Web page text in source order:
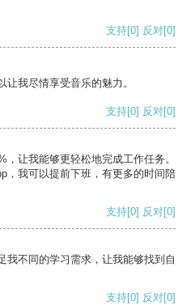
支持[0] 反对[0]
我尽情享受音乐的魅力。
支持[0] 反对[0]
让我能够更轻松地完成工作任务。
，我可以提前下班，有更多的时间陪
支持[0] 反对[0]
我不同的学习需求，让我能够找到自
支持[0] 反对[0]